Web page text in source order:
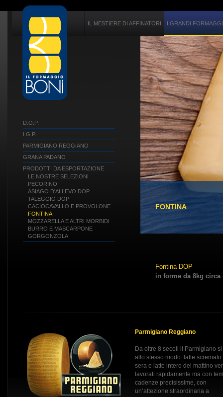
IL MESTIERE DI AFFINATORI I GRANDI
D.O.P.
I.G.P.
PARMIGIANO REGGIANO
GRANA PADANO
PRODOTTI DA ESPORTAZIONE
LE NOSTRE SELEZIONI
PECORINO
ASIAGO D'ALLEVO DOP
TALEGGIO DOP
CACIOCAVALLO E PROVOLONE
FONTINA
MOZZARELLA E ALTRI MORBIDI
BURRO E MASCARPONE
GORGONZOLA
FONTINA
Fontina DOP
in forme da 8kg circa
Parmigiano Reggiano
Da oltre 8 secoli il Parmigiano si
allo stesso modo: latte scremato
sera e latte intero del mattino
lavorati rapidamente ma con
cadenze precisissime, con
un’attezione straordinaria a